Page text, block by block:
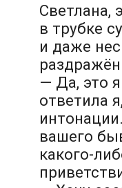
Светлана,
в трубке
и даже
— Да, это
ответила
вашего
какого-